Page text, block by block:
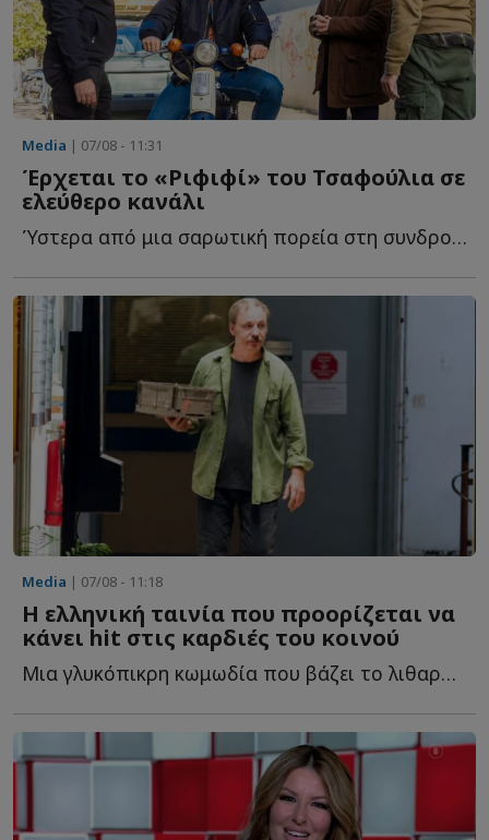
Media | 07/08 - 11:31
Έρχεται το «Ριφιφί» του Τσαφούλια σε
ελεύθερο κανάλι
Ύστερα από μια σαρωτική πορεία στη συνδρομητική τηλεόραση, τ...
Media | 07/08 - 11:18
Η ελληνική ταινία που προορίζεται να
κάνει hit στις καρδιές του κοινού
Μια γλυκόπικρη κωμωδία που βάζει το λιθαράκι της στην «...